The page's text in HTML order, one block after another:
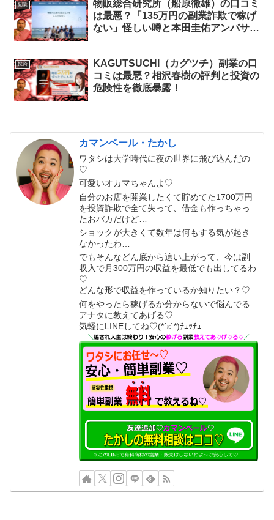
副業
物販総合研究所（船原徹雄）の口コミ
は最悪？「135万円の副業詐欺で稼げ
ない」怪しい噂と本田圭佑アンバサダ
投資
KAGUTSUCHI（カグツチ）副業の口
コミは最悪？相沢春樹の評判と投資の
危険性を徹底暴露！
カマンベール・たかし
ワタシは大学時代に夜の世界に飛び込んだの
♡
可愛いオカマちゃんよ♡
自分のお店を開業したくて貯めてた1700万円
を投資詐欺で全て失って、借金も作っちゃっ
たおバカだけど…
ショックが大きくて数年は何もする気が起き
なかったわ…
でもそんなどん底から這い上がって、今は副
収入で月300万円の収益を最低でも出してるわ
♡
どんな形で収益を作っているか知りたい？♡
何をやったら稼げるか分からないで悩んでる
アナタに教えてあげる♡
気軽にLINEしてね♡(*´ε`*)ﾁｭｯﾁｭ